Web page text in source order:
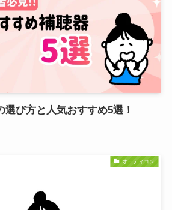
び方と人気おすすめ5選！
オーティコン